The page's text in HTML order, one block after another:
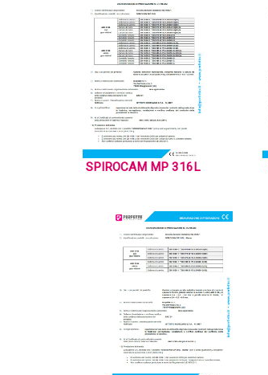
SPIROCAM MP 316L